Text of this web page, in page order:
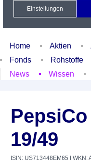
Xetra Realtime
Home Aktien
Fonds
Rohstoffe
News
Wissen
19/49
ISIN: US713448EM65 | WKN:
Einstellungen